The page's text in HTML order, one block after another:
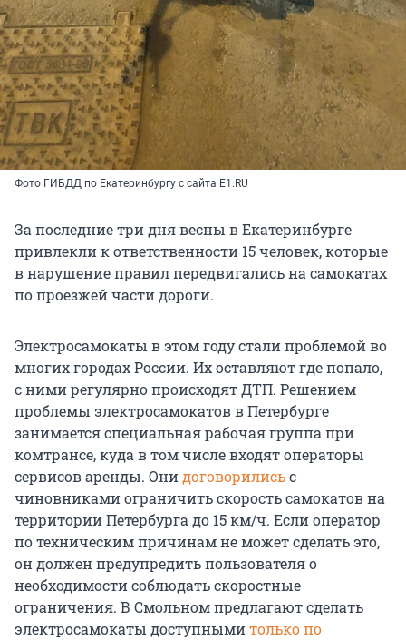
Фото ГИБДД по Екатеринбургу с сайта E1.RU
За последние три дня весны в Екатеринбурге
привлекли к ответственности 15 человек, которые
в нарушение правил передвигались на самокатах
по проезжей части дороги.
Электросамокаты в этом году стали проблемой во
многих городах России. Их оставляют где попало,
с ними регулярно происходят ДТП. Решением
проблемы электросамокатов в Петербурге
занимается специальная рабочая группа при
комтрансе, куда в том числе входят операторы
сервисов аренды. Онидоговорилисьс
чиновниками ограничить скорость самокатов на
территории Петербурга до 15 км/ч. Если оператор
по техническим причинам не может сделать это,
он должен предупредить пользователя о
необходимости соблюдать скоростные
ограничения. В Смольном предлагают сделать
электросамокаты доступнымитолько по